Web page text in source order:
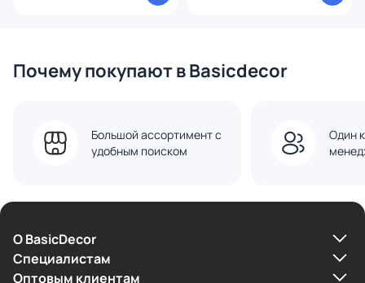
Почему покупают в Basicdecor
Большой ассортимент с
удобным поиском
Один
О BasicDecor
Cпециалистам
Оптовым клиентам